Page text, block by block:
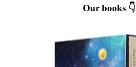
Our books 👇